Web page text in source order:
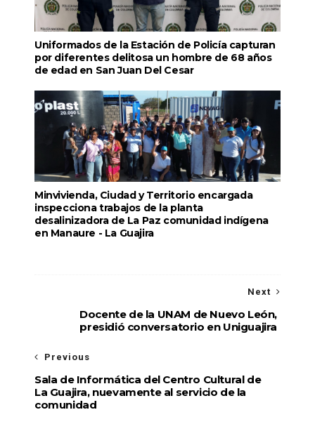
Uniformados de la Estación de Policía capturan
por diferentes delitosa un hombre de 68 años
de edad en San Juan Del Cesar
Minvivienda, Ciudad y Territorio encargada
inspecciona trabajos de la planta
desalinizadora de La Paz comunidad indígena
en Manaure - La Guajira
Next
Docente de la UNAM de Nuevo León,
presidió conversatorio en Uniguajira
Previous
Sala de Informática del Centro Cultural de
La Guajira, nuevamente al servicio de la
comunidad